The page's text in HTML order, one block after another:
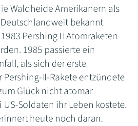
Waldheide Amerikanern als
bekannt
Pershing II Atomraketen
1985 passierte ein
als sich der erste
II-Rakete entzündete
Glück nicht atomar
Soldaten ihr Leben kostete.
heute noch daran.